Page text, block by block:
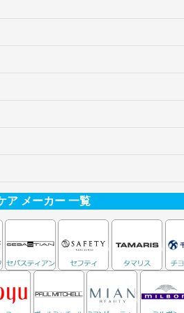
ア メーカー 一覧